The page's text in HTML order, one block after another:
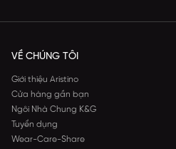
VỀ CHÚNG TÔI
Giới thiệu Aristino
Cửa hàng gần bạn
Ngôi Nhà Chung K&G
Tuyển dụng
Wear-Care-Share